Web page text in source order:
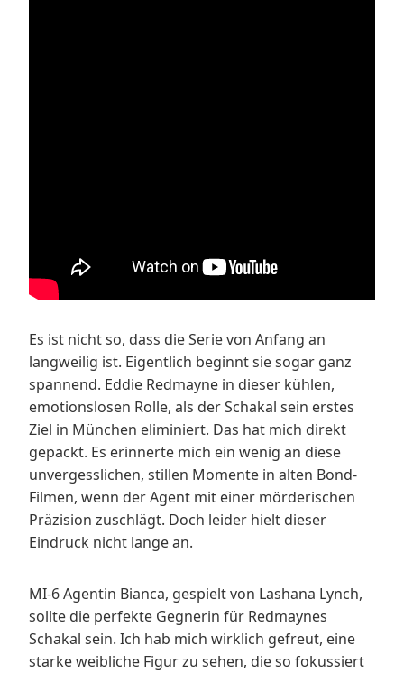
Es ist nicht so, dass die Serie von Anfang an
langweilig ist. Eigentlich beginnt sie sogar ganz
spannend. Eddie Redmayne in dieser kühlen,
emotionslosen Rolle, als der Schakal sein erstes
Ziel in München eliminiert. Das hat mich direkt
gepackt. Es erinnerte mich ein wenig an diese
unvergesslichen, stillen Momente in alten Bond-
Filmen, wenn der Agent mit einer mörderischen
Präzision zuschlägt. Doch leider hielt dieser
Eindruck nicht lange an.
MI-6 Agentin Bianca, gespielt von Lashana Lynch,
sollte die perfekte Gegnerin für Redmaynes
Schakal sein. Ich hab mich wirklich gefreut, eine
starke weibliche Figur zu sehen, die so fokussiert